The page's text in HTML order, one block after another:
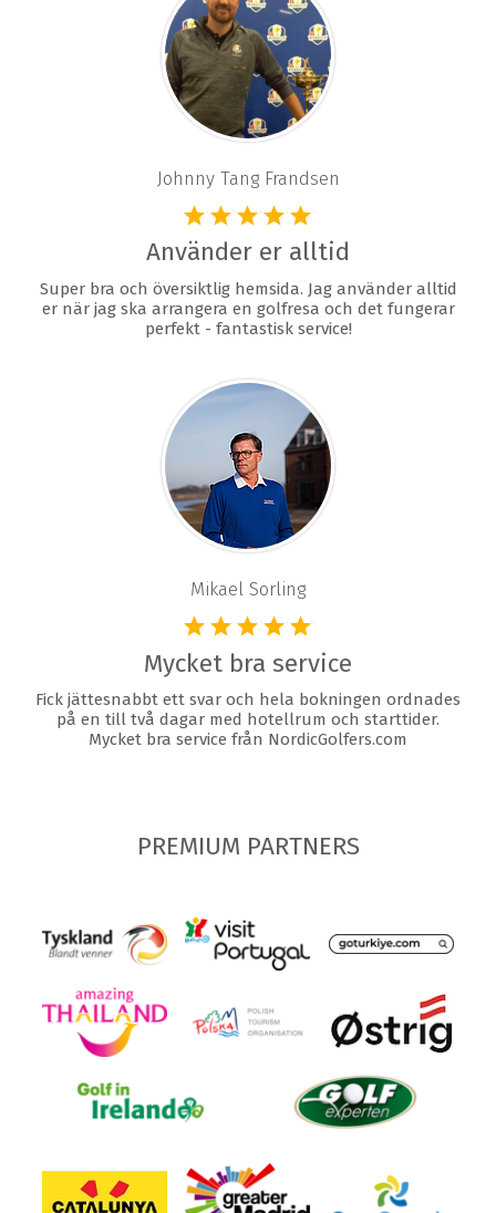
Johnny Tang Frandsen
Använder er alltid
Super bra och översiktlig hemsida. Jag använder alltid
er när jag ska arrangera en golfresa och det fungerar
perfekt - fantastisk service!
Mikael Sorling
Mycket bra service
Fick jättesnabbt ett svar och hela bokningen ordnades
på en till två dagar med hotellrum och starttider.
Mycket bra service från NordicGolfers.com
PREMIUM PARTNERS